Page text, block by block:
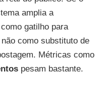
amplia a
gatilho para
como substituto de
Métricas como
pesam bastante.